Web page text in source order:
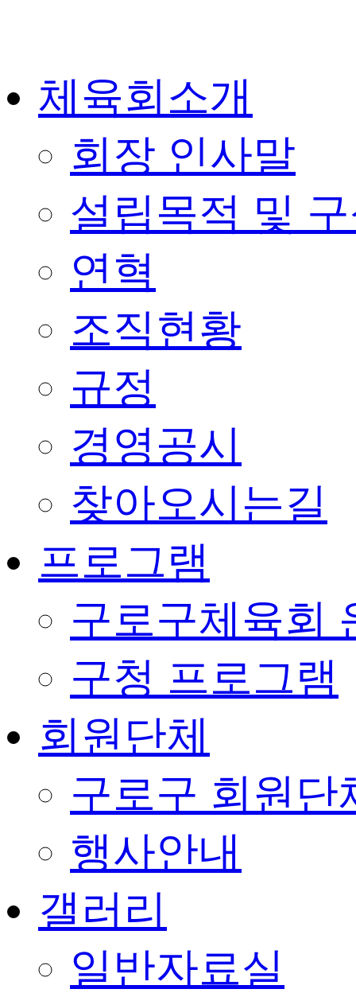
너
체육회소개
회장 인사말
설립목적 및
연혁
조직현황
규정
경영공시
찾아오시는길
프로그램
구로구체육회
구청 프로그램
회원단체
구로구 회원단
행사안내
갤러리
일반자료실